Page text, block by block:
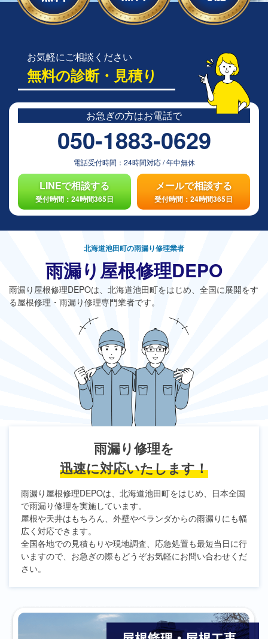
お気軽にご相談ください
無料の診断・見積り
お急ぎの方はお電話で
050-1883-0629
電話受付時間： 24時間対応/年中無休
LINEで相談する
受付時間：24時間365日
メールで相談する
受付時間：24時間365日
北海道池田町の雨漏り修理業者
雨漏り屋根修理DEPO
雨漏り屋根修理DEPOは、北海道池田町をはじめ、全国に展開をす
る屋根修理・雨漏り修理専門業者です。
雨漏り修理を
迅速に対応いたします！
雨漏り屋根修理DEPOは、北海道池田町をはじめ、日本全国
で雨漏り修理を実施しています。
屋根や天井はもちろん、外壁やベランダからの雨漏りにも幅
広く対応できます。
全国各地での見積もりや現地調査、応急処置も最短当日に行
いますので、お急ぎの際もどうぞお気軽にお問い合わせくだ
さい。